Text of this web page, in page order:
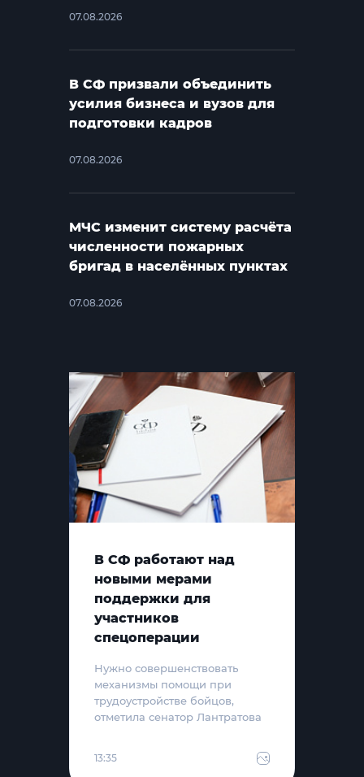
07.08.2026
В СФ призвали объединить
усилия бизнеса и вузов для
подготовки кадров
07.08.2026
МЧС изменит систему расчёта
численности пожарных
бригад в населённых пунктах
07.08.2026
В СФ работают над
новыми мерами
поддержки для
участников
спецоперации
Нужно совершенствовать
механизмы помощи при
трудоустройстве бойцов,
отметила сенатор Лантратова
13:35